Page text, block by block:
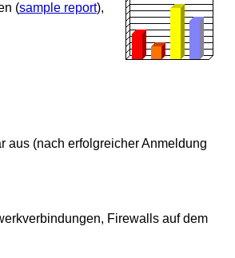
(sample report),
aus (nach erfolgreicher Anmeldung
Firewalls auf dem